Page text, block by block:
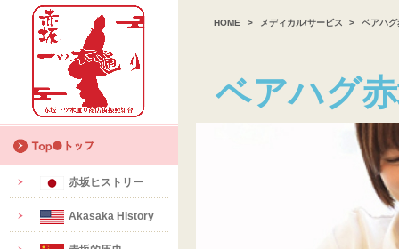
HOME > メディカル/サービス > ベアハ
ベアハグ
赤坂ヒストリー
Akasaka History